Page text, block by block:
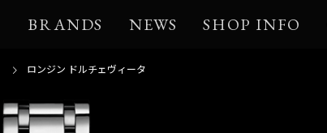
BRANDS NEWS SHOP INFO
ロンジン ドルチェヴィータ